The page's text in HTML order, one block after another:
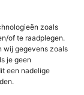
zoals
of te raadplegen.
wij gegevens zoals
je geen
een nadelige